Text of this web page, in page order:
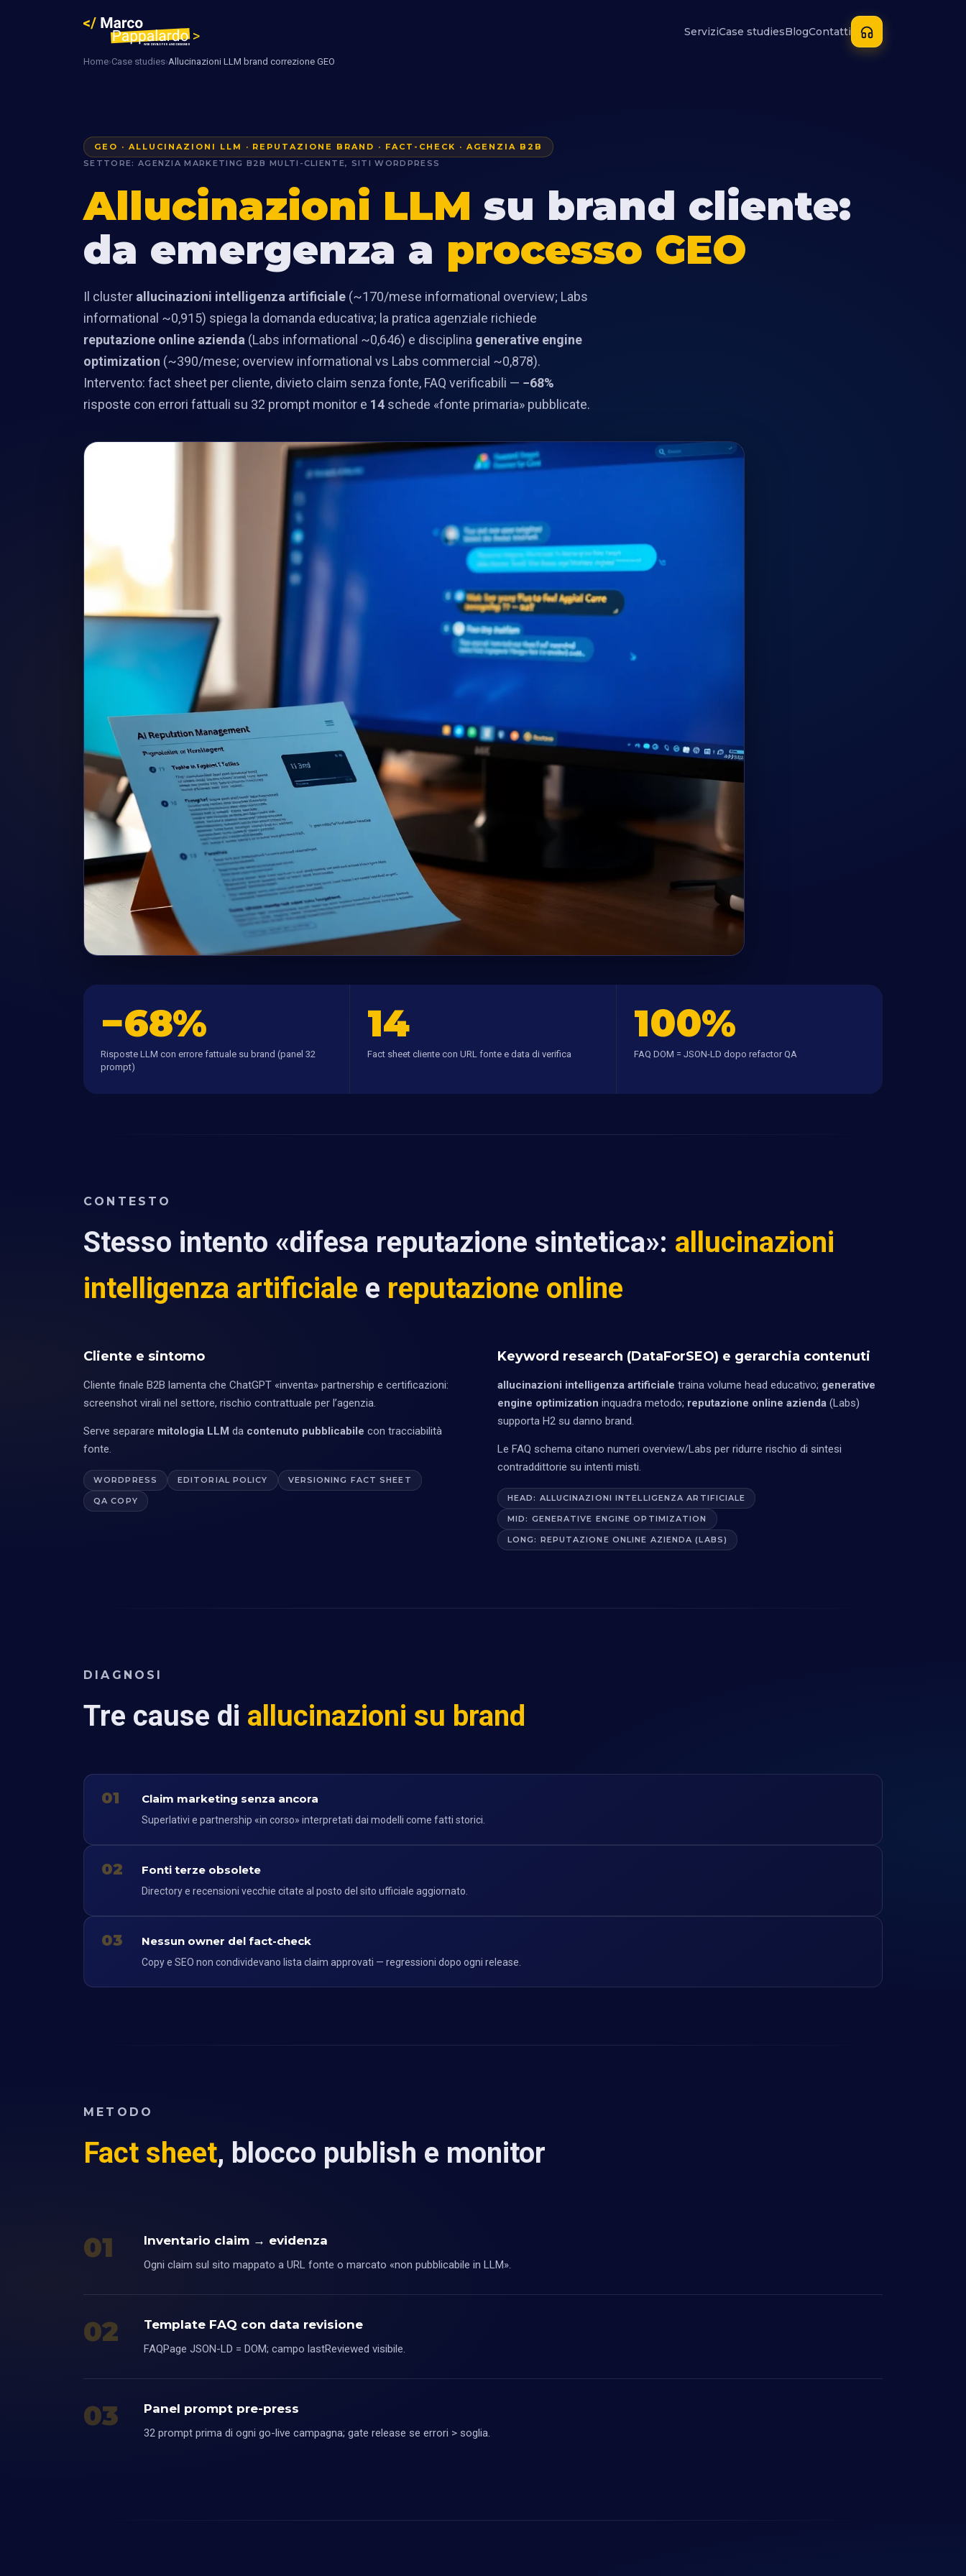
ServiziCase studiesBlogContatti
Home›Case studies›Allucinazioni LLM brand correzione GEO
GEO · ALLUCINAZIONI LLM · REPUTAZIONE BRAND · FACT-CHECK · AGENZIA B2B
SETTORE: AGENZIA MARKETING B2B MULTI-CLIENTE, SITI WORDPRESS
Allucinazioni LLM su brand cliente:
da emergenza a processo GEO
Il cluster allucinazioni intelligenza artificiale (~170/mese informational overview; Labs
informational ~0,915) spiega la domanda educativa; la pratica agenziale richiede
reputazione online azienda (Labs informational ~0,646) e disciplina generative engine
optimization (~390/mese; overview informational vs Labs commercial ~0,878).
Intervento: fact sheet per cliente, divieto claim senza fonte, FAQ verificabili — −68%
risposte con errori fattuali su 32 prompt monitor e 14 schede «fonte primaria» pubblicate.
−68%
Risposte LLM con errore fattuale su brand (panel 32
prompt)
14
Fact sheet cliente con URL fonte e data di verifica
100%
FAQ DOM = JSON-LD dopo refactor QA
CONTESTO
Stesso intento «difesa reputazione sintetica»: allucinazioni
intelligenza artificiale e reputazione online
Cliente e sintomo
Cliente finale B2B lamenta che ChatGPT «inventa» partnership e certificazioni:
screenshot virali nel settore, rischio contrattuale per l’agenzia.
Serve separare mitologia LLM da contenuto pubblicabile con tracciabilità
fonte.
WORDPRESS EDITORIAL POLICY VERSIONING FACT SHEET
QA COPY
Keyword research (DataForSEO) e gerarchia contenuti
allucinazioni intelligenza artificiale traina volume head educativo; generative
engine optimization inquadra metodo; reputazione online azienda (Labs)
supporta H2 su danno brand.
Le FAQ schema citano numeri overview/Labs per ridurre rischio di sintesi
contraddittorie su intenti misti.
HEAD: ALLUCINAZIONI INTELLIGENZA ARTIFICIALE
MID: GENERATIVE ENGINE OPTIMIZATION
LONG: REPUTAZIONE ONLINE AZIENDA (LABS)
DIAGNOSI
Tre cause di allucinazioni su brand
01 Claim marketing senza ancora
Superlativi e partnership «in corso» interpretati dai modelli come fatti storici.
02 Fonti terze obsolete
Directory e recensioni vecchie citate al posto del sito ufficiale aggiornato.
03 Nessun owner del fact-check
Copy e SEO non condividevano lista claim approvati — regressioni dopo ogni release.
METODO
Fact sheet, blocco publish e monitor
01 Inventario claim → evidenza
Ogni claim sul sito mappato a URL fonte o marcato «non pubblicabile in LLM».
02 Template FAQ con data revisione
FAQPage JSON-LD = DOM; campo lastReviewed visibile.
03 Panel prompt pre-press
32 prompt prima di ogni go-live campagna; gate release se errori > soglia.